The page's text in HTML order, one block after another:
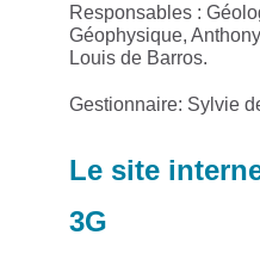
Responsables :
Géophysique,
Louis de Barros.
Gestionnaire: Sylvie
Le site
3G